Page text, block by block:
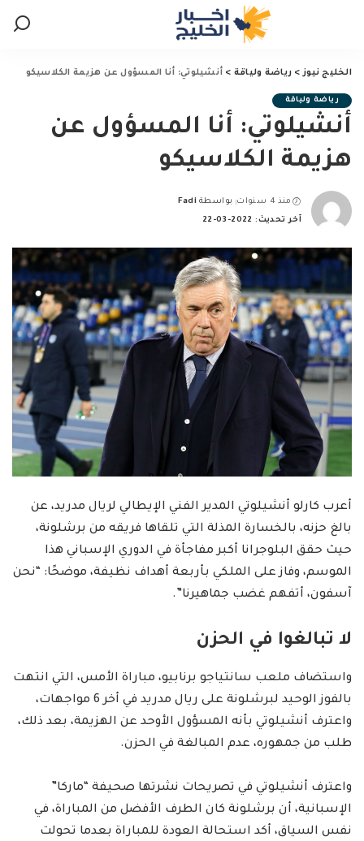
الخليج نيوز> رياضة ولياقة > أنشيلوتي: أنا المسؤول عن هزيمة الكلاسيكو
رياضة ولياقة
أنشيلوتي: أنا المسؤول عن
هزيمة الكلاسيكو
منذ 4 سنوات
Posted
by
بواسطة Fadi
آخر تحديث: 2022-03-22
أعرب كارلو أنشيلوتي المدير الفني الإيطالي لريال مدريد، عن
بالغ حزنه، بالخسارة المذلة التي تلقاها فريقه من برشلونة،
حيث حقق البلوجرانا أكبر مفاجأة في الدوري الإسباني هذا
الموسم، وفاز على الملكي بأربعة أهداف نظيفة، موضحًا: “نحن
آسفون، أتفهم غضب جماهيرنا”.
لا تبالغوا في الحزن
واستضاف ملعب سانتياجو برنابيو، مباراة الأمس، التي انتهت
بالفوز الوحيد لبرشلونة على ريال مدريد في أخر 6 مواجهات،
واعترف أنشيلوتي بأنه المسؤول الأوحد عن الهزيمة، بعد ذلك،
طلب من جمهوره، عدم المبالغة في الحزن.
واعترف أنشيلوتي في تصريحات نشرتها صحيفة “ماركا”
الإسبانية، أن برشلونة كان الطرف الأفضل من المباراة، في
نفس السياق، أكد استحالة العودة للمباراة بعدما تحولت